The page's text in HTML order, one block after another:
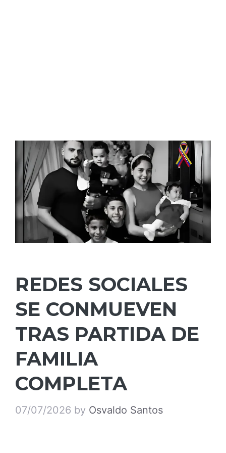
REDES SOCIALES
SE CONMUEVEN
TRAS PARTIDA DE
FAMILIA
COMPLETA
07/07/2026 by Osvaldo Santos